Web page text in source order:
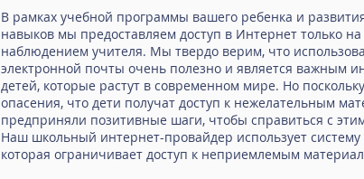
В рамках учебной программы вашего ребенка и
навыков мы предоставляем доступ в Интернет только на
наблюдением учителя. Мы твердо верим, что
электронной почты очень полезно и является важным
детей, которые растут в современном мире. Но
опасения, что дети получат доступ к нежелательным
предприняли позитивные шаги, чтобы справиться с
Наш школьный интернет-провайдер использует
которая ограничивает доступ к неприемлемым